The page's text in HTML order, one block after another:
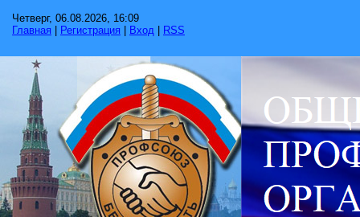
Четверг, 06.08.2026, 16:09
Главная
Регистрация Вход RSS